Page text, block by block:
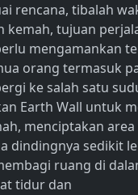
rencana, tibalah
kemah, tujuan
mengamankan
orang termasuk
ke salah satu
Earth Wall untuk
menciptakan
dindingnya sedikit
ruang di
tidur dan